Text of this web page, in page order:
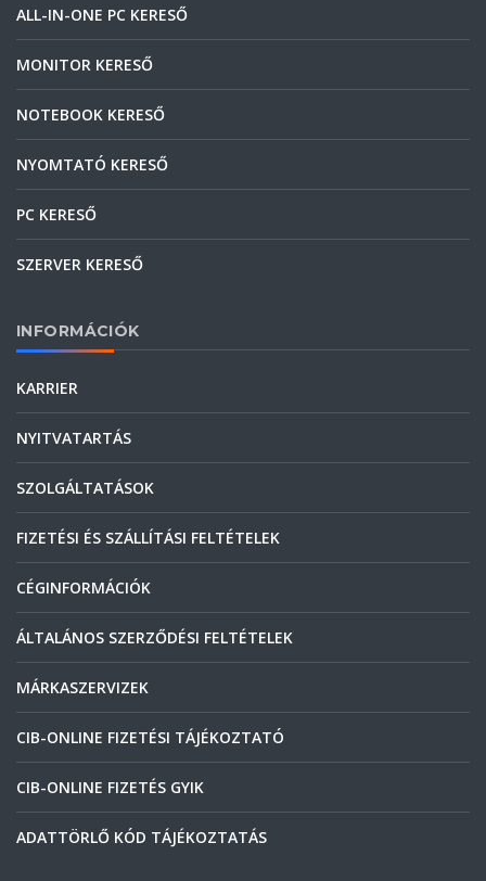
ALL-IN-ONE PC KERESŐ
MONITOR KERESŐ
NOTEBOOK KERESŐ
NYOMTATÓ KERESŐ
PC KERESŐ
SZERVER KERESŐ
INFORMÁCIÓK
KARRIER
NYITVATARTÁS
SZOLGÁLTATÁSOK
FIZETÉSI ÉS SZÁLLÍTÁSI FELTÉTELEK
CÉGINFORMÁCIÓK
ÁLTALÁNOS SZERZŐDÉSI FELTÉTELEK
MÁRKASZERVIZEK
CIB-ONLINE FIZETÉSI TÁJÉKOZTATÓ
CIB-ONLINE FIZETÉS GYIK
ADATTÖRLŐ KÓD TÁJÉKOZTATÁS